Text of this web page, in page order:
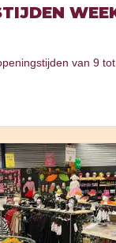
van 9